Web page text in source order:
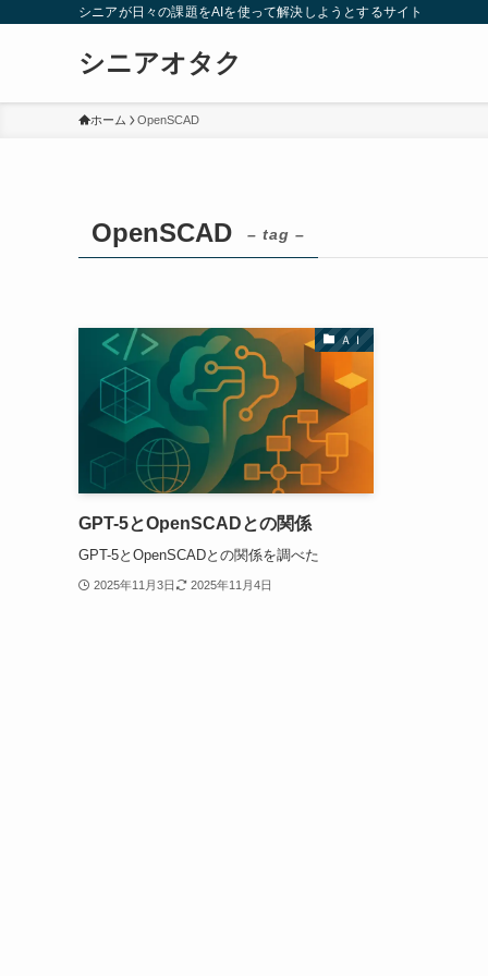
シニアが日々の課題をAIを使って解決しようとするサイト
シニアオタク
ホーム OpenSCAD
OpenSCAD – tag –
ＡＩ
GPT-5とOpenSCADとの関係
GPT-5とOpenSCADとの関係を調べた
2025年11月3日 2025年11月4日